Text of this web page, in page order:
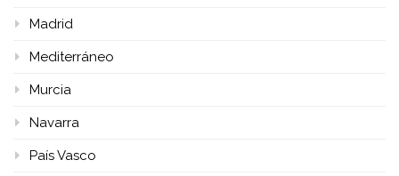
Madrid
Mediterráneo
Murcia
Navarra
País Vasco